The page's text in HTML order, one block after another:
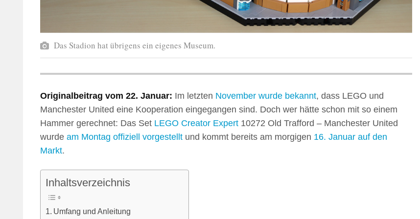
Das Stadion hat übrigens ein eigenes Museum.
Originalbeitrag vom 22. Januar: Im letzten November wurde bekannt, dass LEGO und
Manchester United eine Kooperation eingegangen sind. Doch wer hätte schon mit so einem
Hammer gerechnet: Das Set LEGO Creator Expert 10272 Old Trafford – Manchester United
wurde am Montag offiziell vorgestellt und kommt bereits am morgigen 16. Januar auf den
Markt.
Inhaltsverzeichnis
Umfang und Anleitung